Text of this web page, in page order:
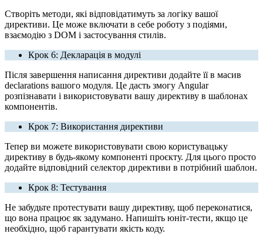
Створіть методи, які відповідатимуть за логіку вашої
директиви. Це може включати в себе роботу з подіями,
взаємодію з DOM і застосування стилів.
Крок 6: Декларація в модулі
Після завершення написання директиви додайте її в масив
declarations вашого модуля. Це дасть змогу Angular
розпізнавати і використовувати вашу директиву в шаблонах
компонентів.
Крок 7: Використання директиви
Тепер ви можете використовувати свою користувацьку
директиву в будь-якому компоненті проєкту. Для цього просто
додайте відповідний селектор директиви в потрібний шаблон.
Крок 8: Тестування
Не забудьте протестувати вашу директиву, щоб переконатися,
що вона працює як задумано. Напишіть юніт-тести, якщо це
необхідно, щоб гарантувати якість коду.